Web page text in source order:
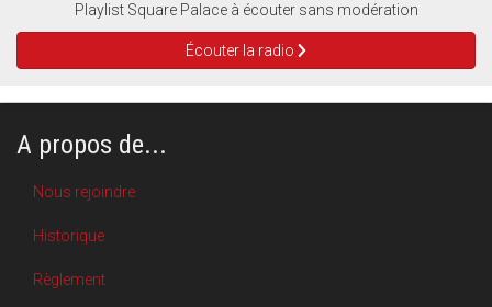
Playlist Square Palace à écouter sans modération
Écouter la radio
A propos de...
Nous rejoindre
Historique
Règlement